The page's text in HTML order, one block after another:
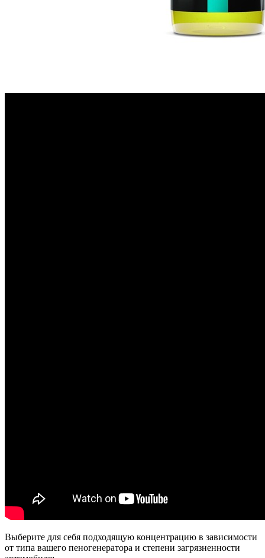
Выберите для себя подходящую концентрацию в зависимости
от типа вашего пеногенератора и степени загрязненности